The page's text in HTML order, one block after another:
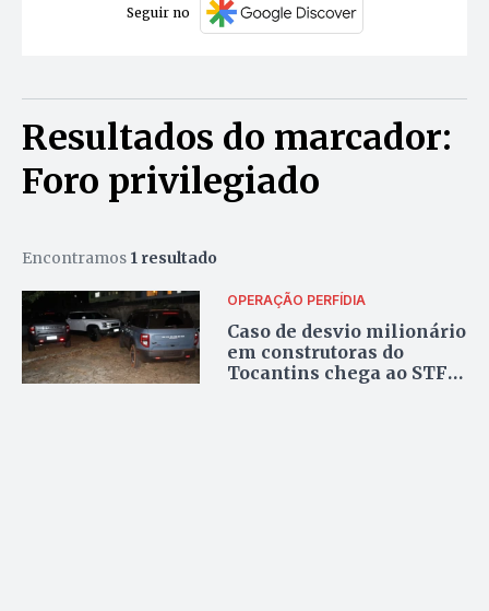
Seguir no
Resultados do marcador:
Foro privilegiado
Encontramos 1 resultado
OPERAÇÃO PERFÍDIA
Caso de desvio milionário
em construtoras do
Tocantins chega ao STF e